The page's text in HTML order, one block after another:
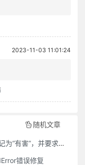
2023-11-03 11:01:24
随机文章
，并要求用户删除它们
错误修复